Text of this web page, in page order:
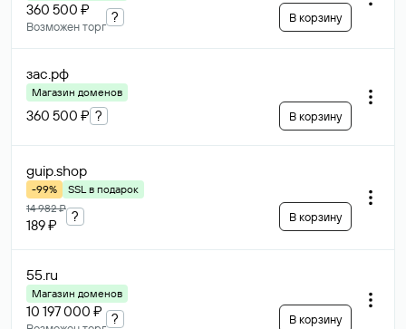
360 500 ₽
Возможен торг
? В корзину
зас.рф
Магазин доменов
360 500 ₽ ? В корзину
guip.shop
-99%
SSL в подарок
14 982 ₽
189 ₽
? В корзину
55.ru
Магазин доменов
10 197 000 ₽ ? В корзину